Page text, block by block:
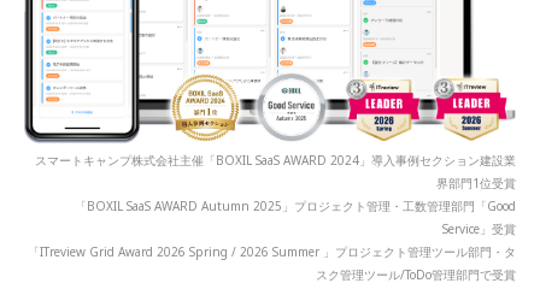
スマートキャンプ株式会社主催「BOXIL SaaS AWARD 2024」導入事例セクション建設業
界部門1位受賞
「BOXIL SaaS AWARD Autumn 2025」プロジェクト管理・工数管理部門「Good
Service」受賞
「ITreview Grid Award 2026 Spring / 2026 Summer 」プロジェクト管理ツール部門・タ
スク管理ツール/ToDo管理部門で受賞